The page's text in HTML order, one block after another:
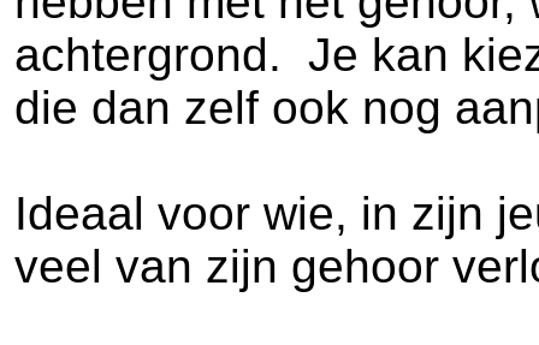
achtergrond. Je kan
die dan zelf ook nog
Ideaal voor wie, in zijn
veel van zijn gehoor